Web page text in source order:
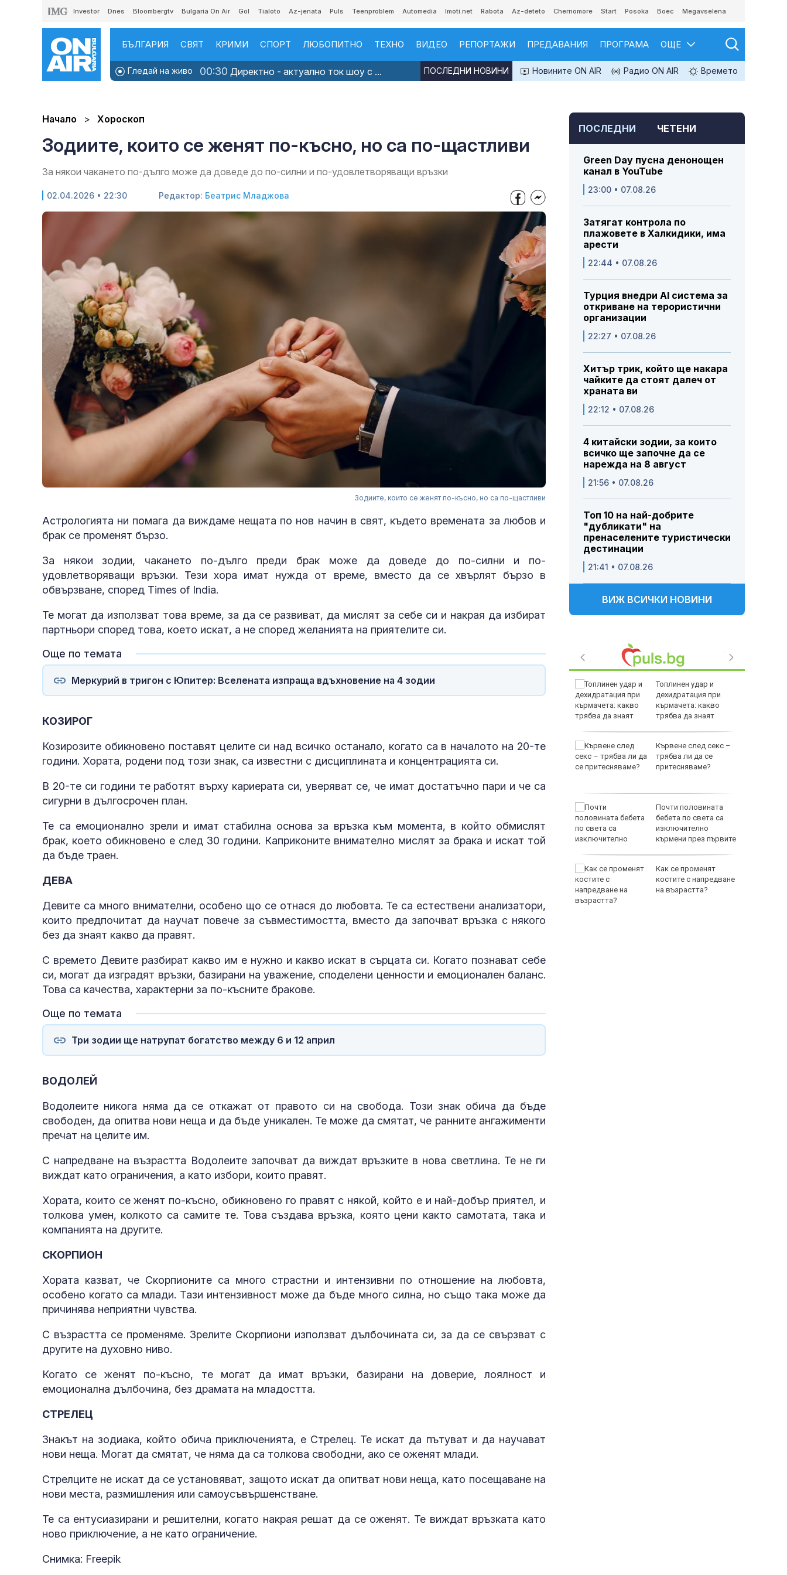
Investor Dnes Bloombergtv Bulgaria On Air Gol Tialoto Az-jenata Puls Teenproblem Automedia Imoti.net Rabota Az-deteto Chernomore Start Posoka Boec Megavselena
БЪЛГАРИЯ СВЯТ КРИМИ СПОРТ ЛЮБОПИТНО ТЕХНО ВИДЕО РЕПОРТАЖИ ПРЕДАВАНИЯ ПРОГРАМА ОЩЕ
Гледай на живо 00:30 Директно - актуално ток шоу с ... Новините ON AIR Радио ON AIR Времето
ПОСЛЕДНИ НОВИНИ
Начало Хороскоп
Зодиите, които се женят по-късно, но са по-щастливи
За някои чакането по-дълго може да доведе до по-силни и по-удовлетворяващи връзки
02.04.2026 • 22:30 Редактор: Беатрис Младжова
Зодиите, които се женят по-късно, но са по-щастливи
Астрологията ни помага да виждаме нещата по нов начин в свят, където времената за любов и
брак се променят бързо.
За някои зодии, чакането по-дълго преди брак може да доведе до по-силни и по-
удовлетворяващи връзки. Тези хора имат нужда от време, вместо да се хвърлят бързо в
обвързване, според Times of India.
Те могат да използват това време, за да се развиват, да мислят за себе си и накрая да избират
партньори според това, което искат, а не според желанията на приятелите си.
Още по темата
Меркурий в тригон с Юпитер: Вселената изпраща вдъхновение на 4 зодии
КОЗИРОГ
Козирозите обикновено поставят целите си над всичко останало, когато са в началото на 20-те
години. Хората, родени под този знак, са известни с дисциплината и концентрацията си.
В 20-те си години те работят върху кариерата си, уверяват се, че имат достатъчно пари и че са
сигурни в дългосрочен план.
Те са емоционално зрели и имат стабилна основа за връзка към момента, в който обмислят
брак, което обикновено е след 30 години. Каприконите внимателно мислят за брака и искат той
да бъде траен.
ДЕВА
Девите са много внимателни, особено що се отнася до любовта. Те са естествени анализатори,
които предпочитат да научат повече за съвместимостта, вместо да започват връзка с някого
без да знаят какво да правят.
С времето Девите разбират какво им е нужно и какво искат в сърцата си. Когато познават себе
си, могат да изградят връзки, базирани на уважение, споделени ценности и емоционален баланс.
Това са качества, характерни за по-късните бракове.
Още по темата
Три зодии ще натрупат богатство между 6 и 12 април
ВОДОЛЕЙ
Водолеите никога няма да се откажат от правото си на свобода. Този знак обича да бъде
свободен, да опитва нови неща и да бъде уникален. Те може да смятат, че ранните ангажименти
пречат на целите им.
С напредване на възрастта Водолеите започват да виждат връзките в нова светлина. Те не ги
виждат като ограничения, а като избори, които правят.
Хората, които се женят по-късно, обикновено го правят с някой, който е и най-добър приятел, и
толкова умен, колкото са самите те. Това създава връзка, която цени както самотата, така и
компанията на другите.
СКОРПИОН
Хората казват, че Скорпионите са много страстни и интензивни по отношение на любовта,
особено когато са млади. Тази интензивност може да бъде много силна, но също така може да
причинява неприятни чувства.
С възрастта се променяме. Зрелите Скорпиони използват дълбочината си, за да се свързват с
другите на духовно ниво.
Когато се женят по-късно, те могат да имат връзки, базирани на доверие, лоялност и
емоционална дълбочина, без драмата на младостта.
СТРЕЛЕЦ
Знакът на зодиака, който обича приключенията, е Стрелец. Те искат да пътуват и да научават
нови неща. Могат да смятат, че няма да са толкова свободни, ако се оженят млади.
Стрелците не искат да се установяват, защото искат да опитват нови неща, като посещаване на
нови места, размишления или самоусъвършенстване.
Те са ентусиазирани и решителни, когато накрая решат да се оженят. Те виждат връзката като
ново приключение, а не като ограничение.
Снимка: Freepik
ПОСЛЕДНИ ЧЕТЕНИ
Green Day пусна денонощен
канал в YouTube
23:00 • 07.08.26
Затягат контрола по
плажовете в Халкидики, има
арести
22:44 • 07.08.26
Турция внедри AI система за
откриване на терористични
организации
22:27 • 07.08.26
Хитър трик, който ще накара
чайките да стоят далеч от
храната ви
22:12 • 07.08.26
4 китайски зодии, за които
всичко ще започне да се
нарежда на 8 август
21:56 • 07.08.26
Топ 10 на най-добрите
"дубликати" на
пренаселените туристически
дестинации
21:41 • 07.08.26
ВИЖ ВСИЧКИ НОВИНИ
какво предстои за
Левски победи
2:0
е подкопаване на
глобалните санкции
Топлинен удар и
дехидратация при
кърмачета: какво
трябва да знаят
Кървене след секс –
трябва ли да се
притесняваме?
Почти половината
бебета по света са
изключително
кърмени през първите
Как се променят
костите с напредване
на възрастта?